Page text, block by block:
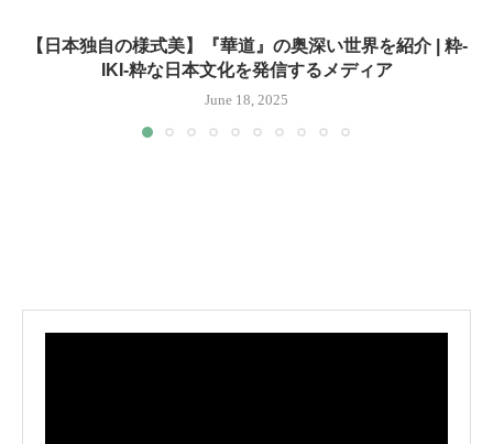
【日本独自の様式美】『華道』の奥深い世界を紹介 | 粋-
IKI-粋な日本文化を発信するメディア
June 18, 2025